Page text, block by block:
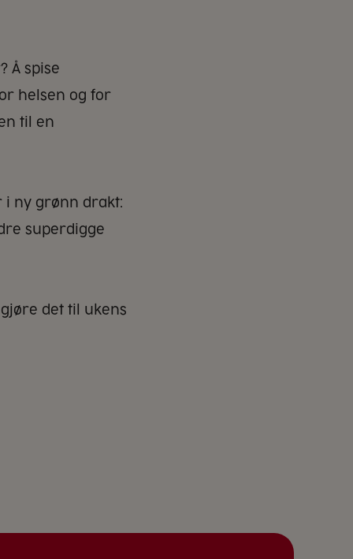
Å spise
helsen og for
til en
i ny grønn drakt:
superdigge
det til ukens